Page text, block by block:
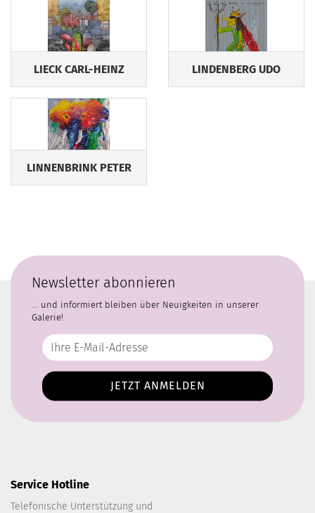
LIECK CARL-HEINZ LINDENBERG UDO
LINNENBRINK PETER
Newsletter abonnieren
... und informiert bleiben über Neuigkeiten in unserer
Galerie!
Service Hotline
Telefonische Unterstützung und